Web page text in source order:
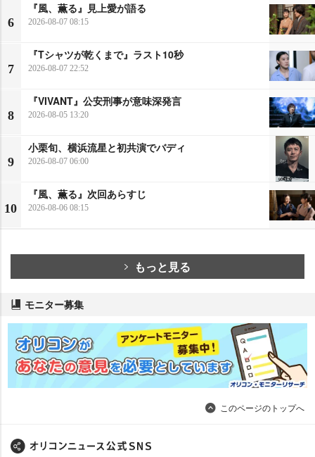
6
『風、薫る』見上愛が語る
2026-08-07 08:15
7
『Tシャツが乾くまで』ラスト10秒
2026-08-07 22:52
8
『VIVANT』公安刑事が意味深発言
2026-08-05 13:20
9
小栗旬、横浜流星と初共演でバディ
2026-08-07 06:00
10
『風、薫る』次回あらすじ
2026-08-06 08:15
もっと見る
モニター募集
このページのトップへ